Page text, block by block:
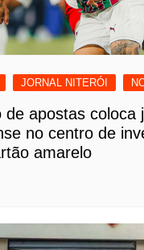
JORNAL NITERÓI
de apostas coloca
no centro de
amarelo